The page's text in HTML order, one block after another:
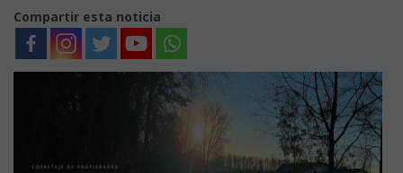
Compartir esta noticia